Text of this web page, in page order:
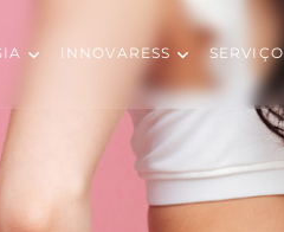
INNOVARESS